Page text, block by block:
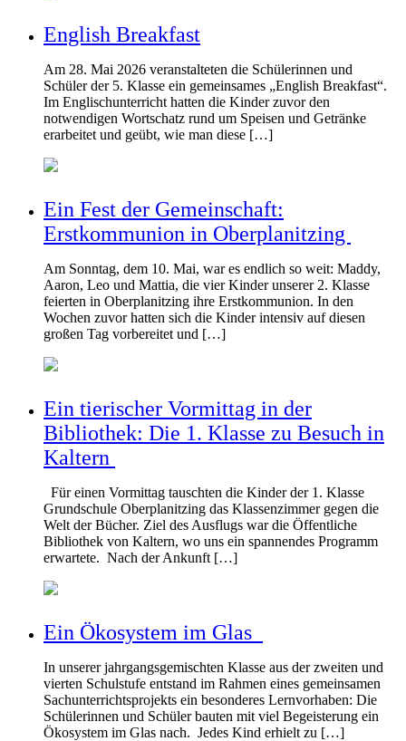
English Breakfast
Am 28. Mai 2026 veranstalteten die Schülerinnen und
Schüler der 5. Klasse ein gemeinsames „English Breakfast“.
Im Englischunterricht hatten die Kinder zuvor den
notwendigen Wortschatz rund um Speisen und Getränke
erarbeitet und geübt, wie man diese […]
Ein Fest der Gemeinschaft:
Erstkommunion in Oberplanitzing
Am Sonntag, dem 10. Mai, war es endlich so weit: Maddy,
Aaron, Leo und Mattia, die vier Kinder unserer 2. Klasse
feierten in Oberplanitzing ihre Erstkommunion. In den
Wochen zuvor hatten sich die Kinder intensiv auf diesen
großen Tag vorbereitet und […]
Ein tierischer Vormittag in der
Bibliothek: Die 1. Klasse zu Besuch in
Kaltern
Für einen Vormittag tauschten die Kinder der 1. Klasse
Grundschule Oberplanitzing das Klassenzimmer gegen die
Welt der Bücher. Ziel des Ausflugs war die Öffentliche
Bibliothek von Kaltern, wo uns ein spannendes Programm
erwartete. Nach der Ankunft […]
Ein Ökosystem im Glas
In unserer jahrgangsgemischten Klasse aus der zweiten und
vierten Schulstufe entstand im Rahmen eines gemeinsamen
Sachunterrichtsprojekts ein besonderes Lernvorhaben: Die
Schülerinnen und Schüler bauten mit viel Begeisterung ein
Ökosystem im Glas nach. Jedes Kind erhielt zu […]